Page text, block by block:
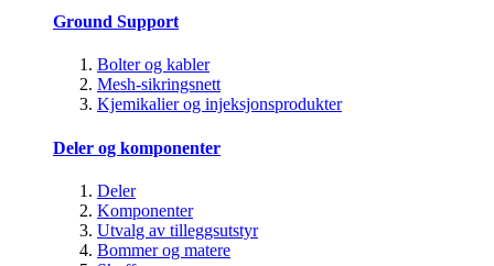
Ground Support
Bolter og kabler
Mesh-sikringsnett
Kjemikalier og injeksjonsprodukter
Deler og komponenter
Deler
Komponenter
Utvalg av tilleggsutstyr
Bommer og matere